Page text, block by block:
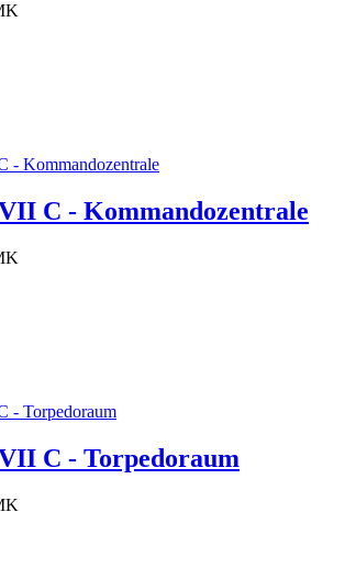
C - Kommandozentrale
C - Torpedoraum